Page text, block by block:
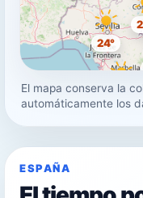
24°
23°
El mapa conserva la
automáticamente los
ESPAÑA